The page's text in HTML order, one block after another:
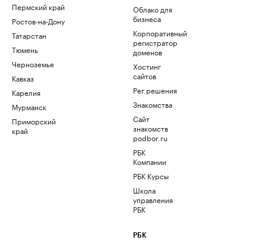
Пермский край
Ростов-на-Дону
Татарстан
Тюмень
Черноземье
Кавказ
Карелия
Мурманск
Приморский
край
Облако для
бизнеса
Корпоративный
регистратор
доменов
Хостинг
сайтов
Рег.решения
Знакомства
Сайт
знакомств
podbor.ru
РБК
Компании
РБК Курсы
Школа
управления
РБК
РБК